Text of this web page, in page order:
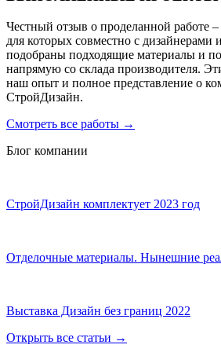
Честный отзыв о проделанной работе
для которых совместно с дизайнерами
подобраны подходящие материалы и
напрямую со склада производителя.
наш опыт и полное представление о
СтройДизайн.
Смотреть все работы →
Блог компании
СтройДизайн комплектует 2023 год
Отделочные материалы. Нынешние
Выставка Дизайн без границ 2022
Открыть все статьи →